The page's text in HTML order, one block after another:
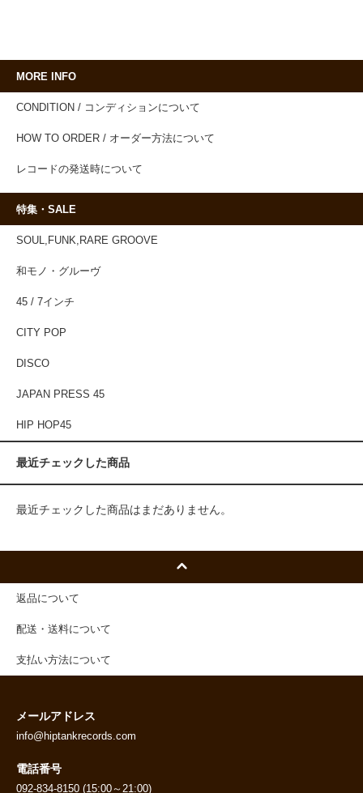
MORE INFO
CONDITION / コンディションについて
HOW TO ORDER / オーダー方法について
レコードの発送時について
特集・SALE
SOUL,FUNK,RARE GROOVE
和モノ・グルーヴ
45 / 7インチ
CITY POP
DISCO
JAPAN PRESS 45
HIP HOP45
最近チェックした商品
最近チェックした商品はまだありません。
返品について
配送・送料について
支払い方法について
メールアドレス
info@hiptankrecords.com
電話番号
092-834-8150 (15:00～21:00)